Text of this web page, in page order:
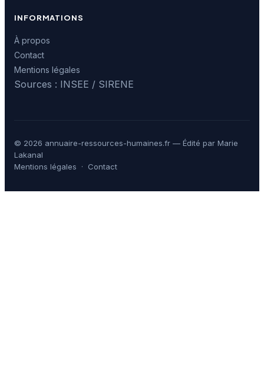
INFORMATIONS
À propos
Contact
Mentions légales
Sources : INSEE / SIRENE
© 2026 annuaire-ressources-humaines.fr — Édité par Marie
Lakanal
Mentions légales · Contact